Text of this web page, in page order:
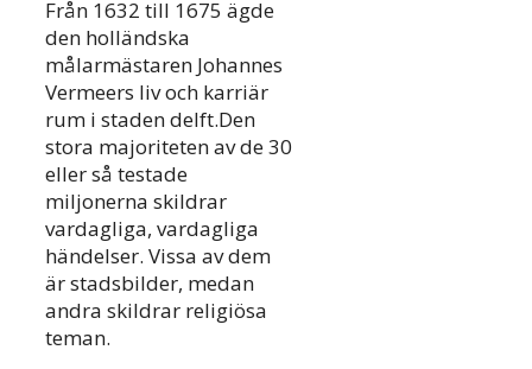
Från 1632 till 1675 ägde
den holländska
målarmästaren Johannes
Vermeers liv och karriär
rum i staden delft.Den
stora majoriteten av de 30
eller så testade
miljonerna skildrar
vardagliga, vardagliga
händelser. Vissa av dem
är stadsbilder, medan
andra skildrar religiösa
teman.